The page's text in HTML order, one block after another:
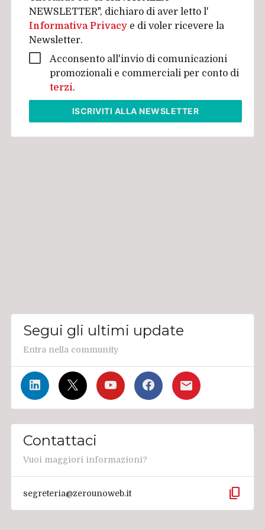
NEWSLETTER", dichiaro di aver letto l'
Informativa Privacy e di voler ricevere la
Newsletter.
Acconsento all'invio di comunicazioni
promozionali e commerciali per conto di
terzi.
ISCRIVITI ALLA NEWSLETTER
Segui gli ultimi update
Entra nella community
Contattaci
Vuoi maggiori informazioni?
segreteria@zerounoweb.it content_copy